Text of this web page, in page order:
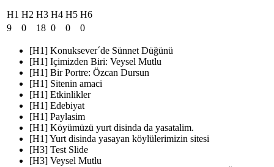
H1 H2 H3 H4 H5 H6
9
0 18 0 0 0
[H1] Konuksever´de Sünnet Düğünü
[H1] Içimizden Biri: Veysel Mutlu
[H1] Bir Portre: Özcan Dursun
[H1] Sitenin amaci
[H1] Etkinlikler
[H1] Edebiyat
[H1] Paylasim
[H1] Köyümüzü yurt disinda da yasatalim.
[H1] Yurt disinda yasayan köylülerimizin sitesi
[H3] Test Slide
[H3] Veysel Mutlu